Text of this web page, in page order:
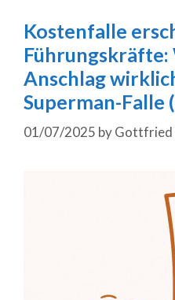
Kostenfalle
Führungskräfte:
Anschlag
Superman-Falle
01/07/2025 byGottfried